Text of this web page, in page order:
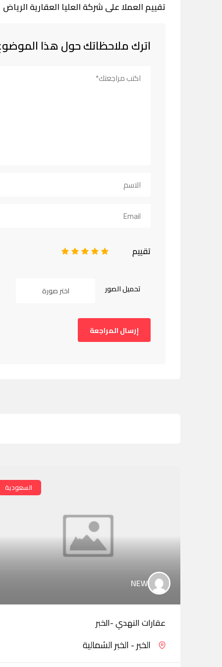
تقييم العملا على شركة العليا العقارية الرياض
اترك ملاحظاتك حول هذا
تقييم 5
4
3
2
تحميل الصور اختر صورة
السعودية
NEW
عقارات النهدي -الخبر
الخبر - الخبر الشمالية